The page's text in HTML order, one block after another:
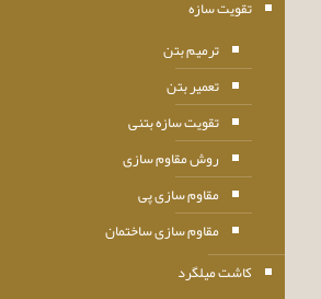
تقویت سازه
ترمیم بتن
تعمیر بتن
تقویت سازه بتنی
روش مقاوم سازی
مقاوم سازی پی
مقاوم سازی ساختمان
کاشت میلگرد